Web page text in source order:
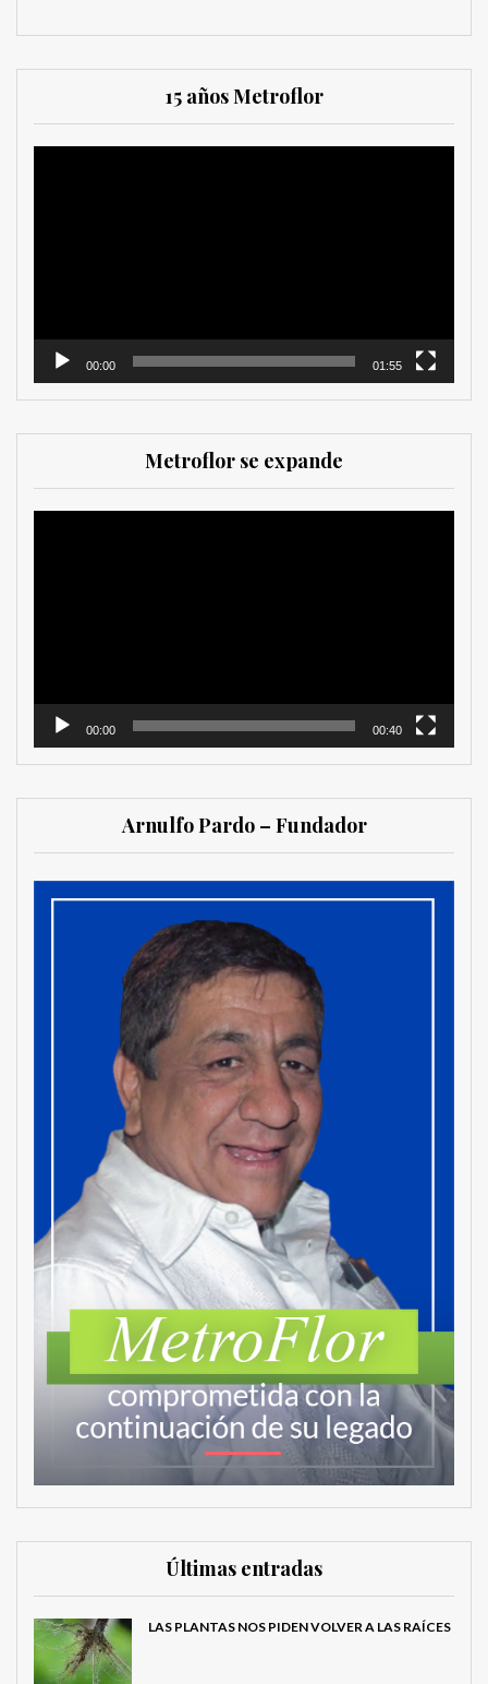
15 años Metroflor
00:00 01:55
Metroflor se expande
00:00 00:40
Arnulfo Pardo – Fundador
Últimas entradas
LAS PLANTAS NOS PIDEN VOLVER A LAS RAÍCES
MetroChat